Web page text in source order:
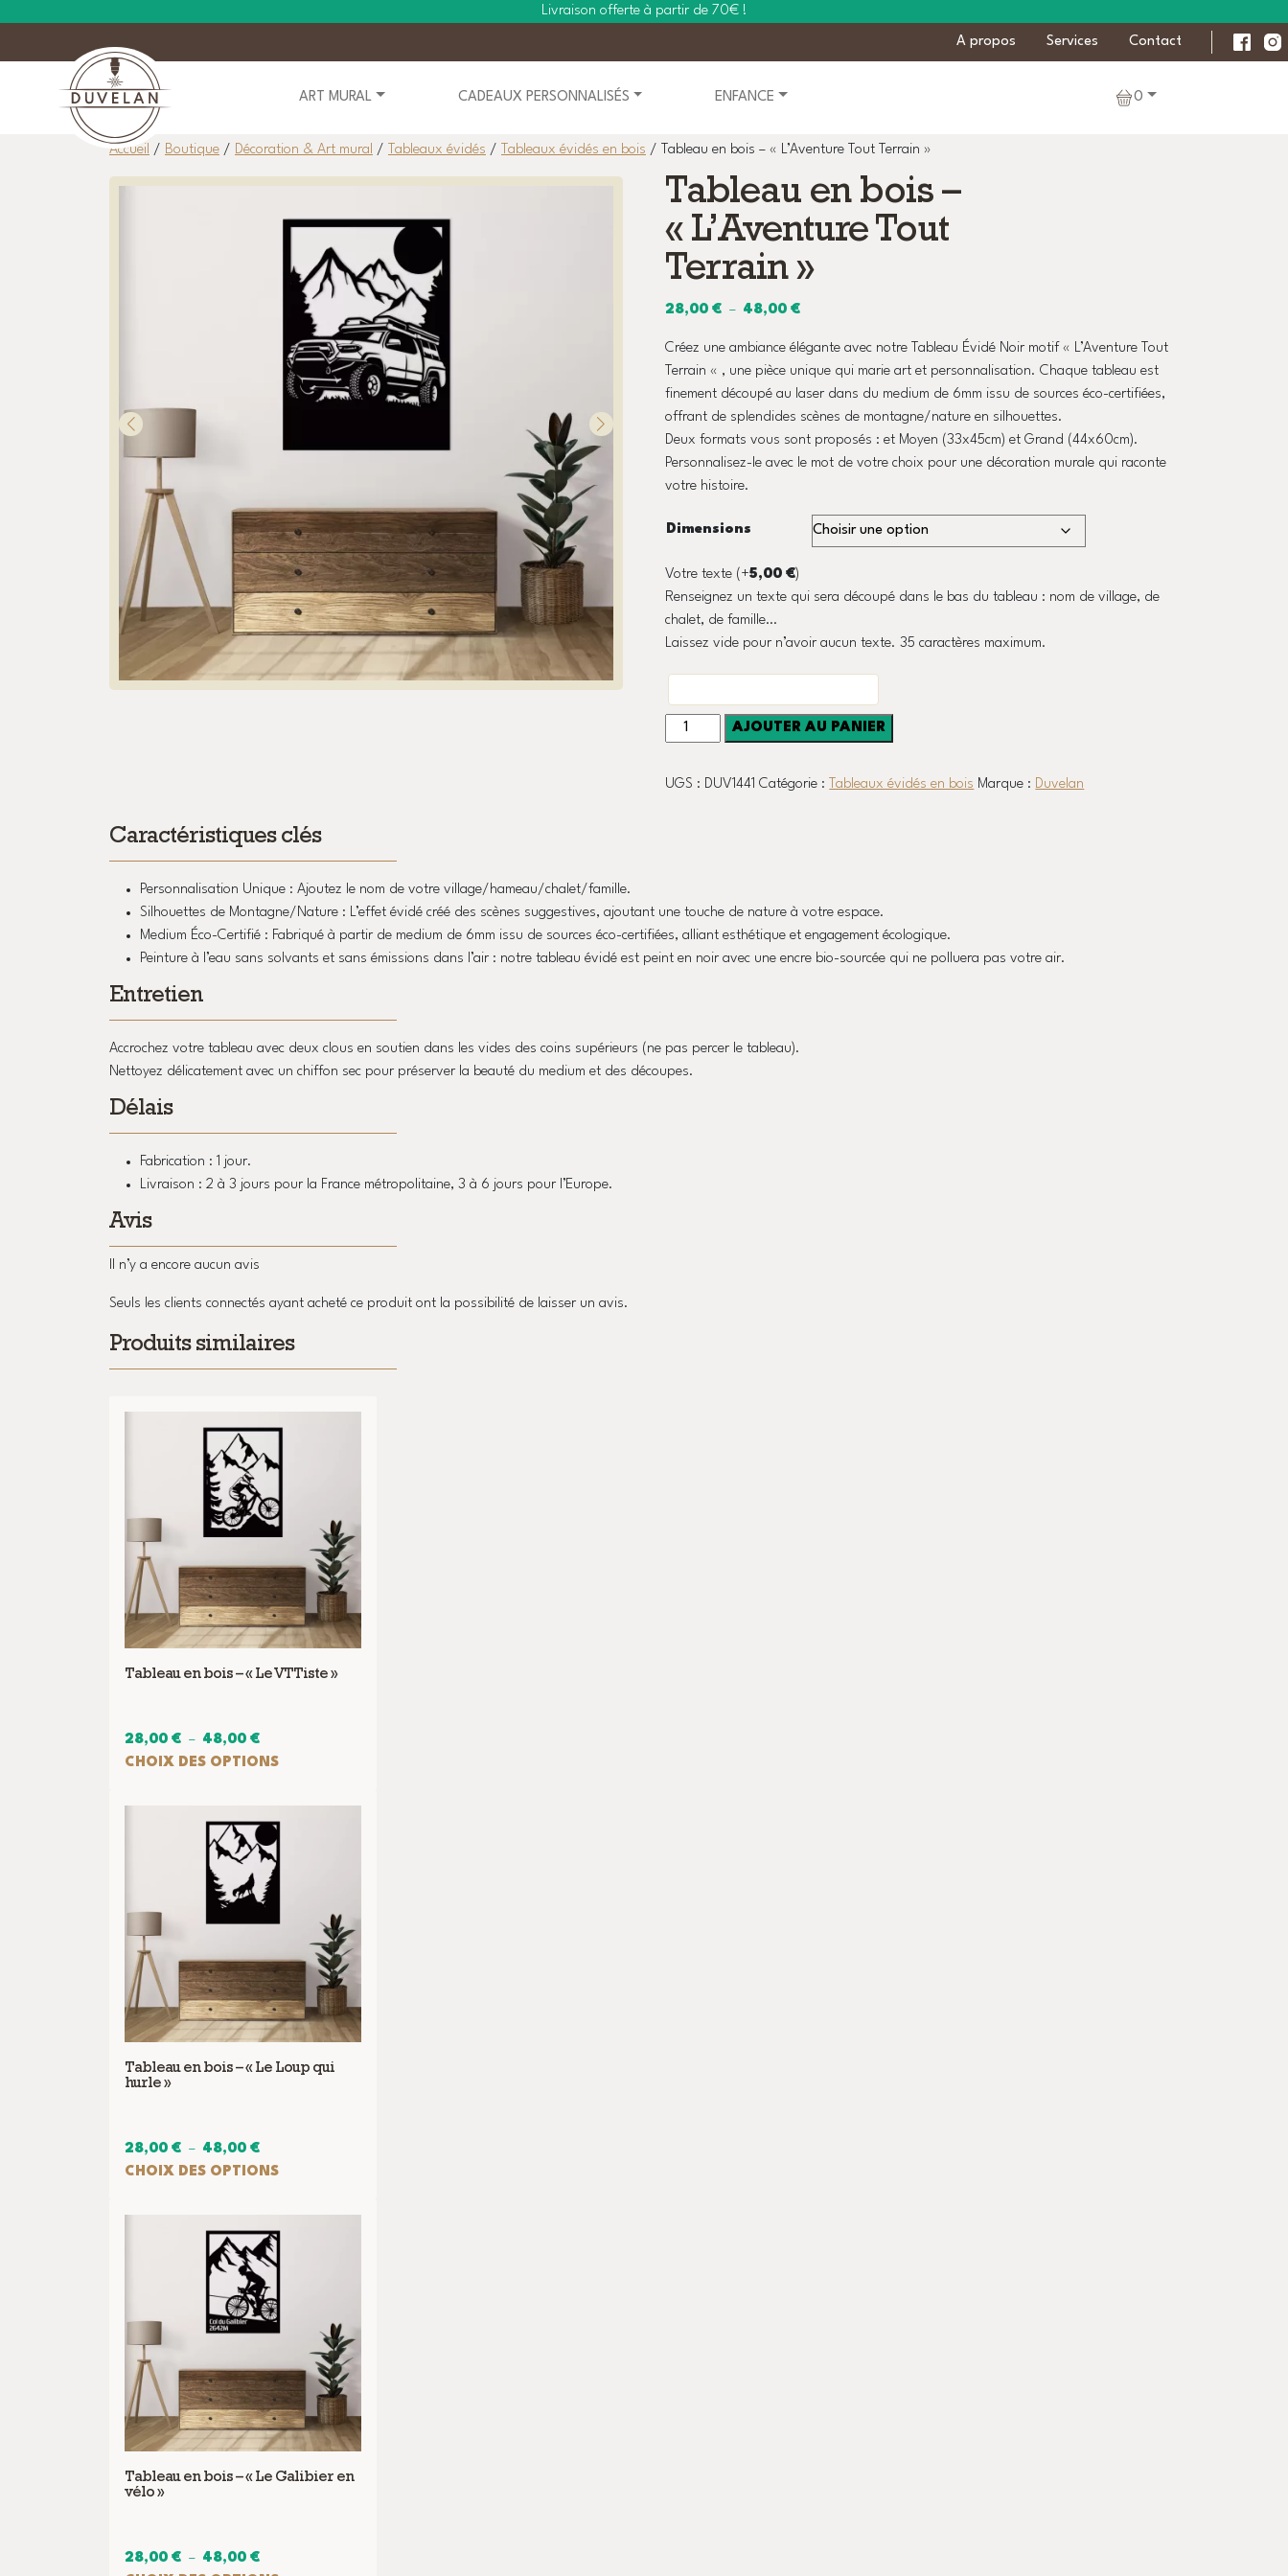
Livraison offerte à partir de 70€ !
A propos Services Contact
ART MURAL CADEAUX PERSONNALISÉS ENFANCE 0
Accueil / Boutique / Décoration & Art mural / Tableaux évidés / Tableaux évidés en bois / Tableau en bois – « L’Aventure Tout Terrain »
Tableau en bois –
« L’Aventure Tout
Terrain »
28,00€ – 48,00€Plage
prix :
28,00 €
à
48,00 €
Créez une ambiance élégante avec notre Tableau Évidé Noir motif « L’Aventure Tout
Terrain « , une pièce unique qui marie art et personnalisation. Chaque tableau est
finement découpé au laser dans du medium de 6mm issu de sources éco-certifiées,
offrant de splendides scènes de montagne/nature en silhouettes.
Deux formats vous sont proposés : et Moyen (33x45cm) et Grand (44x60cm).
Personnalisez-le avec le mot de votre choix pour une décoration murale qui raconte
votre histoire.
Dimensions
Votre texte (+5,00€)
Renseignez un texte qui sera découpé dans le bas du tableau : nom de village, de
chalet, de famille…
Laissez vide pour n’avoir aucun texte. 35 caractères maximum.
quantité
de
Terrain"
AJOUTER AU PANIER
UGS : DUV1441 Catégorie : Tableaux évidés en bois Marque : Duvelan
Caractéristiques clés
Personnalisation Unique : Ajoutez le nom de votre village/hameau/chalet/famille.
Silhouettes de Montagne/Nature : L’effet évidé créé des scènes suggestives, ajoutant une touche de nature à votre espace.
Medium Éco-Certifié : Fabriqué à partir de medium de 6mm issu de sources éco-certifiées, alliant esthétique et engagement écologique.
Peinture à l’eau sans solvants et sans émissions dans l’air : notre tableau évidé est peint en noir avec une encre bio-sourcée qui ne polluera pas votre air.
Entretien
Accrochez votre tableau avec deux clous en soutien dans les vides des coins supérieurs (ne pas percer le tableau).
Nettoyez délicatement avec un chiffon sec pour préserver la beauté du medium et des découpes.
Délais
Fabrication : 1 jour.
Livraison : 2 à 3 jours pour la France métropolitaine, 3 à 6 jours pour l’Europe.
Avis
Il n’y a encore aucun avis
Seuls les clients connectés ayant acheté ce produit ont la possibilité de laisser un avis.
Produits similaires
Tableau en bois – « Le VTTiste »
28,00 € – 48,00 €Plage
de
28,00 €
à
48,00 €
CHOIX DES OPTIONS
produit
être
choisies
sur
la
page
du
Tableau en bois – « Le Loup qui
hurle »
28,00 € – 48,00 €Plage
de
28,00 €
à
48,00 €
CHOIX DES OPTIONS
produit
être
choisies
sur
la
page
du
Tableau en bois – « Le Galibier en
vélo »
28,00 € – 48,00 €Plage